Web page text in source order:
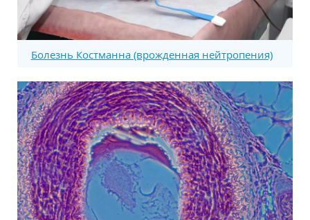
Болезнь Костманна (врожденная нейтропения)